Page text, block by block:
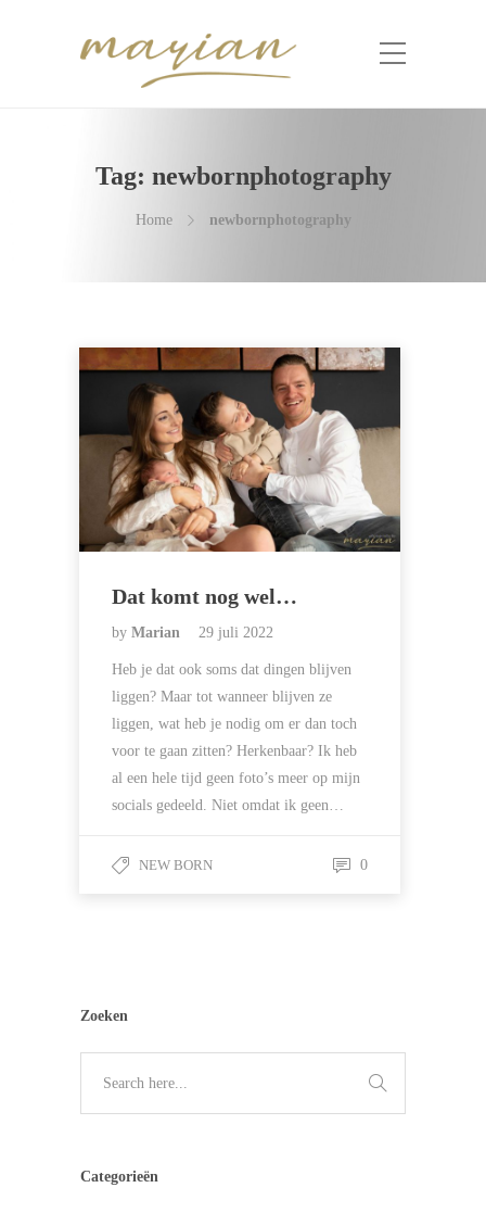
Tag: newbornphotography
Home newbornphotography
Dat komt nog wel…
by Marian 29 juli 2022
Heb je dat ook soms dat dingen blijven
liggen? Maar tot wanneer blijven ze
liggen, wat heb je nodig om er dan toch
voor te gaan zitten? Herkenbaar? Ik heb
al een hele tijd geen foto’s meer op mijn
socials gedeeld. Niet omdat ik geen…
NEW BORN 0
Zoeken
Categorieën